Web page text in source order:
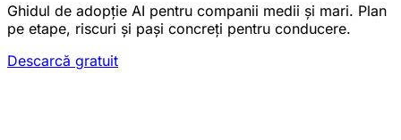
Ghidul de adopție AI pentru companii medii și mari. Plan
pe etape, riscuri și pași concreți pentru conducere.
Descarcă gratuit